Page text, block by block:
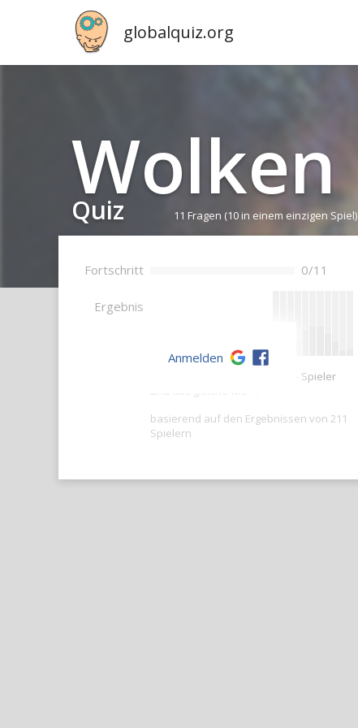
globalquiz.org
Wolken
Quiz 11 Fragen (10 in einem einzigen Spiel)
Fortschritt 0/11
Ergebnis
Ihre Punktzahl ist besser als -- Spieler
und das gleiche wie --.
basierend auf den Ergebnissen von 211
Spielern
Anmelden